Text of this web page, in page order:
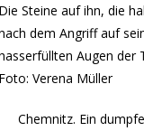
Steine auf ihn, die
dem Angriff auf
Augen der
Verena Müller
Chemnitz. Ein